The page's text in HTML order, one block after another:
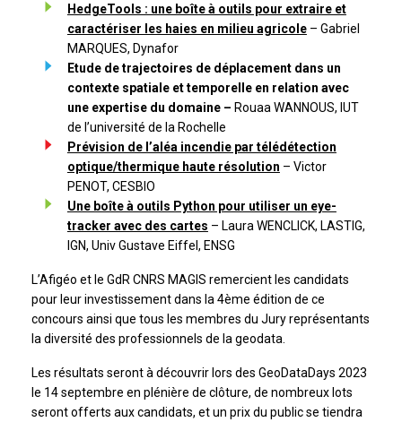
HedgeTools : une boîte à outils pour extraire et
caractériser les haies en milieu agricole– Gabriel
MARQUES, Dynafor
Etude de trajectoires de déplacement dans un
contexte spatiale et temporelle en relation avec
une expertise du domaine – Rouaa WANNOUS, IUT
de l’université de la Rochelle
Prévision de l’aléa incendie par télédétection
optique/thermique haute résolution – Victor
PENOT, CESBIO
Une boîte à outils Python pour utiliser un eye-
tracker avec des cartes – Laura WENCLICK, LASTIG,
IGN, Univ Gustave Eiffel, ENSG
L’Afigéo et le GdR CNRS MAGIS remercient les candidats
pour leur investissement dans la 4ème édition de ce
concours ainsi que tous les membres du Jury représentants
la diversité des professionnels de la geodata.
Les résultats seront à découvrir lors des GeoDataDays 2023
le 14 septembre en plénière de clôture, de nombreux lots
seront offerts aux candidats, et un prix du public se tiendra